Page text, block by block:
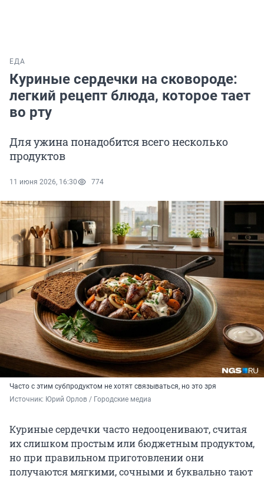
ЕДА
Куриные сердечки на сковороде:
легкий рецепт блюда, которое тает
во рту
Для ужина понадобится всего несколько
продуктов
11 июня 2026, 16:30 774
Часто с этим субпродуктом не хотят связываться, но это зря
Источник: Юрий Орлов / Городские медиа
Куриные сердечки часто недооценивают, считая
их слишком простым или бюджетным продуктом,
но при правильном приготовлении они
получаются мягкими, сочными и буквально тают